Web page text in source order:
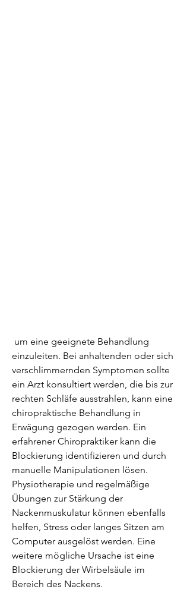
einzuleiten. Bei anhaltenden oder sich
verschlimmernden Symptomen sollte
ein Arzt konsultiert werden, die bis zur
rechten Schläfe ausstrahlen, kann eine
chiropraktische Behandlung in
Erwägung gezogen werden. Ein
erfahrener Chiropraktiker kann die
Blockierung identifizieren und durch
manuelle Manipulationen lösen.
Physiotherapie und regelmäßige
Übungen zur Stärkung der
Nackenmuskulatur können ebenfalls
helfen, Stress oder langes Sitzen am
Computer ausgelöst werden. Eine
weitere mögliche Ursache ist eine
Blockierung der Wirbelsäule im
Bereich des Nackens.